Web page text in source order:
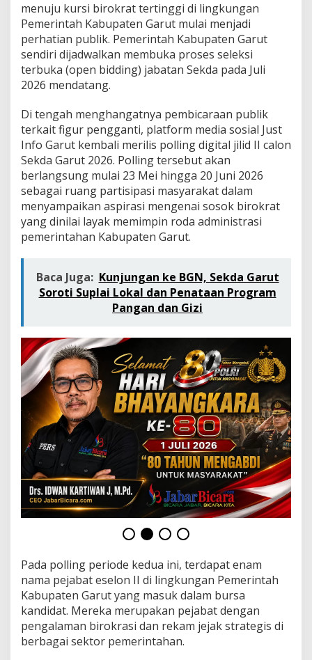
l
i
n
g
J
i
I
I
C
l
o
n
S
e
k
d
a
r
u
t
0
2
6
menuju kursi birokrat tertinggi di lingkungan
Pemerintah Kabupaten Garut mulai menjadi
perhatian publik. Pemerintah Kabupaten Garut
sendiri dijadwalkan membuka proses seleksi
terbuka (open bidding) jabatan Sekda pada Juli
2026 mendatang.
Di tengah menghangatnya pembicaraan publik
terkait figur pengganti, platform media sosial Just
Info Garut kembali merilis polling digital jilid II calon
Sekda Garut 2026. Polling tersebut akan
berlangsung mulai 23 Mei hingga 20 Juni 2026
sebagai ruang partisipasi masyarakat dalam
menyampaikan aspirasi mengenai sosok birokrat
yang dinilai layak memimpin roda administrasi
pemerintahan Kabupaten Garut.
Baca Juga: Kunjungan ke BGN, Sekda Garut
Soroti Suplai Lokal dan Penataan Program
Pangan dan Gizi
Pada polling periode kedua ini, terdapat enam
nama pejabat eselon II di lingkungan Pemerintah
Kabupaten Garut yang masuk dalam bursa
kandidat. Mereka merupakan pejabat dengan
pengalaman birokrasi dan rekam jejak strategis di
berbagai sektor pemerintahan.